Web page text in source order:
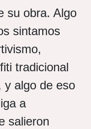
su obra. Algo
sintamos
tradicional
y algo de eso
a
salieron